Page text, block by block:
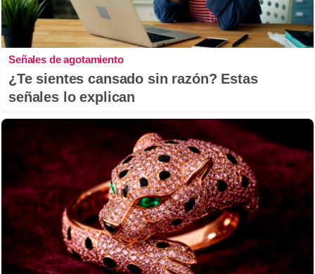
Señales de agotamiento
¿Te sientes cansado sin razón? Estas
señales lo explican